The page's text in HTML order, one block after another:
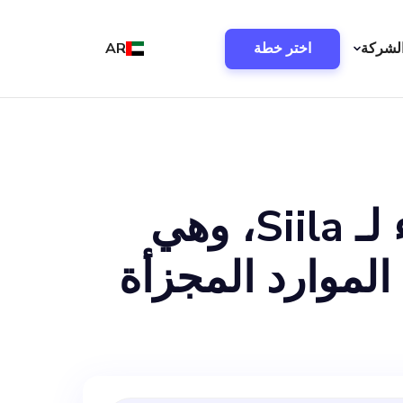
اختر خطة AR
نحن نبحث عن مدير مخصص لنجاح العملاء لـ Siila، وهي
المجزأة